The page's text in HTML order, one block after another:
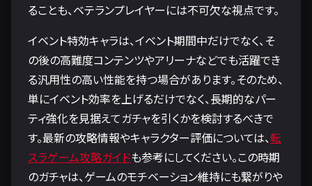
ることも、ベテランプレイヤーには不可欠な視点です。
イベント特効キャラは、イベント期間中だけでなく、そ
の後の高難度コンテンツやアリーナなどでも活躍でき
る汎用性の高い性能を持つ場合があります。そのため、
単にイベント効率を上げるだけでなく、長期的なパー
ティ強化を見据えてガチャを引くかを検討するべきで
す。最新の攻略情報やキャラクター評価については、転
スラゲーム攻略ガイドも参考にしてください。この時期
のガチャは、ゲームのモチベーション維持にも繋がりや